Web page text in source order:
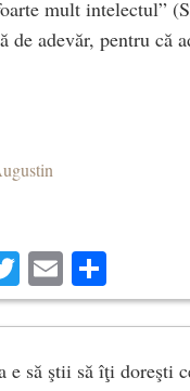
mult intelectul”
de adevăr, pentru că
Twitter
Email
e să ştii să îţi doreşti